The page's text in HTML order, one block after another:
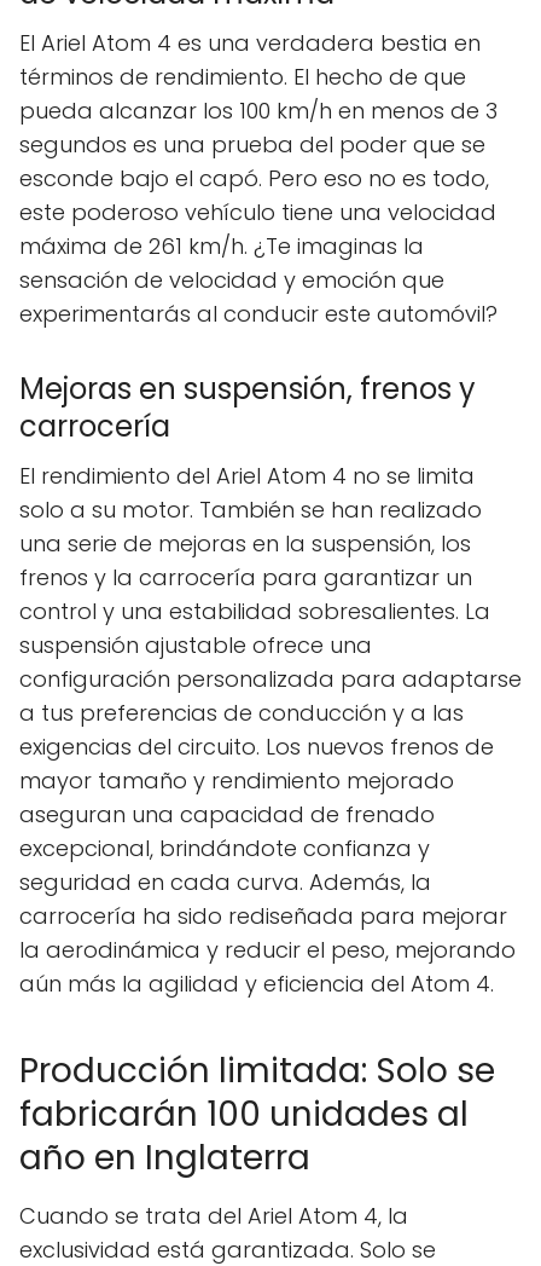
El Ariel Atom 4 es una verdadera bestia en
términos de rendimiento. El hecho de que
pueda alcanzar los 100 km/h en menos de 3
segundos es una prueba del poder que se
esconde bajo el capó. Pero eso no es todo,
este poderoso vehículo tiene una velocidad
máxima de 261 km/h. ¿Te imaginas la
sensación de velocidad y emoción que
experimentarás al conducir este automóvil?
Mejoras en suspensión, frenos y
carrocería
El rendimiento del Ariel Atom 4 no se limita
solo a su motor. También se han realizado
una serie de mejoras en la suspensión, los
frenos y la carrocería para garantizar un
control y una estabilidad sobresalientes. La
suspensión ajustable ofrece una
configuración personalizada para adaptarse
a tus preferencias de conducción y a las
exigencias del circuito. Los nuevos frenos de
mayor tamaño y rendimiento mejorado
aseguran una capacidad de frenado
excepcional, brindándote confianza y
seguridad en cada curva. Además, la
carrocería ha sido rediseñada para mejorar
la aerodinámica y reducir el peso, mejorando
aún más la agilidad y eficiencia del Atom 4.
Producción limitada: Solo se
fabricarán 100 unidades al
año en Inglaterra
Cuando se trata del Ariel Atom 4, la
exclusividad está garantizada. Solo se